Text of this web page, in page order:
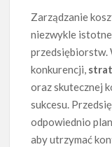
Zarządzanie
niezwykle
przedsiębiorstw.
konkurencji,
oraz skutecznej
sukcesu.
odpowiednio
aby utrzymać